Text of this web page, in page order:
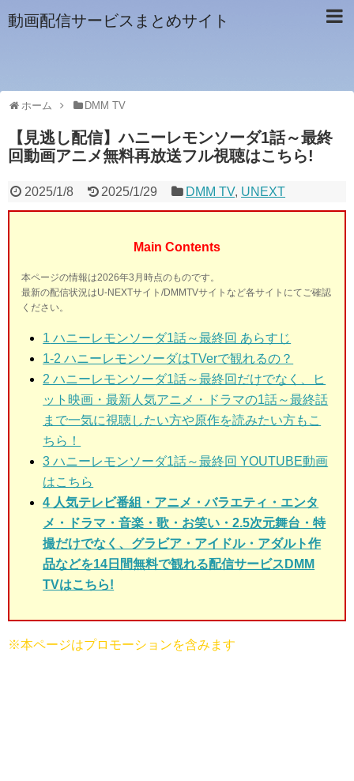
動画配信サービスまとめサイト
ホーム DMM TV
【見逃し配信】ハニーレモンソーダ1話～最終
回動画アニメ無料再放送フル視聴はこちら!
2025/1/8 2025/1/29 DMM TV, UNEXT
Main Contents
本ページの情報は2026年3月時点のものです。
最新の配信状況はU-NEXTサイト/DMMTVサイトなど各サイトにてご確認
ください。
1 ハニーレモンソーダ1話～最終回 あらすじ
1-2 ハニーレモンソーダはTVerで観れるの？
2 ハニーレモンソーダ1話～最終回 だけでなく、ヒ
ット映画・最新人気アニメ・ドラマの1話～最終話
まで一気に視聴したい方や原作を読みたい方もこ
ちら！
3 ハニーレモンソーダ1話～最終回 YOUTUBE動画
はこちら
4 人気テレビ番組・アニメ・バラエティ・エンタ
メ・ドラマ・音楽・歌・お笑い・2.5次元舞台・特
撮だけでなく、グラビア・アイドル・アダルト作
品などを14日間無料で観れる配信サービスDMM
TVはこちら!
※本ページはプロモーションを含みます